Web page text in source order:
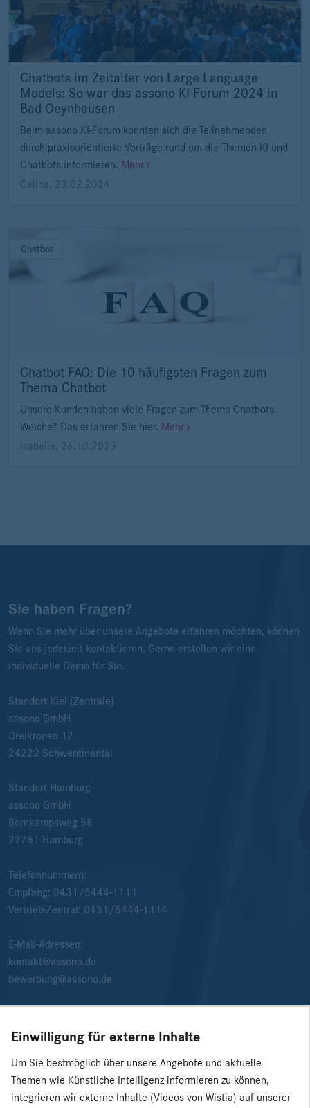
Chatbots im Zeitalter von Large Language
Models: So war das assono KI-Forum 2024 in
Bad Oeynhausen
Beim assono KI-Forum konnten sich die Teilnehmenden
durch praxisorientierte Vorträge rund um die Themen KI und
Chatbots informieren. Mehr
Celina
23.02.2024
Chatbot
Chatbot FAQ: Die 10 häufigsten Fragen zum
Thema Chatbot
Unsere Kunden haben viele Fragen zum Thema Chatbots.
Welche? Das erfahren Sie hier. Mehr
Isabelle
26.10.2023
Sie haben Fragen?
Wenn Sie mehr über unsere Angebote erfahren möchten, können
Sie uns jederzeit kontaktieren. Gerne erstellen wir eine
individuelle Demo für Sie.
Standort Kiel (Zentrale)
assono GmbH
Dreikronen 12
24222 Schwentinental
Standort Hamburg
assono GmbH
Bornkampsweg 58
22761
Hamburg
Telefonnummern:
Empfang: 0431/5444-1111
Vertrieb-Zentral: 0431/5444-1114
E-Mail-Adressen:
kontakt@assono.de
bewerbung@assono.de
Einwilligung für externe Inhalte
Um Sie bestmöglich über unsere Angebote und aktuelle
Themen wie Künstliche Intelligenz informieren zu können,
integrieren wir externe Inhalte (Videos von Wistia) auf unserer